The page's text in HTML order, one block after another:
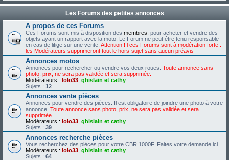
Les Forums des petites annonces
A propos de ces Forums
Ces Forums sont mis à disposition des membres , pour acheter et vendre des
objets ayant un rapport avec la moto. Le Forum ne peut être tenu responsable
en cas de litige sur une vente. Attention ! l ces Forums sont à modération forte :
les Modérateurs supprimeront tout le hors-sujet sans aucun préavis
Annonces motos
Annonces pour rechercher ou vendre vos deux roues. Toute annonce sans
photo, prix, ne sera pas validée et sera supprimée.
Modérateurs : lolo33 ghislain et cathy
Sujets : 12
Annonces vente pièces
Annonces pour vendre des pièces. Il est obligatoire de joindre une photo à votre
annonce. Toute annonce sans photo, prix, ne sera pas validée et sera
supprimée.
Modérateurs : lolo33 ghislain et cathy
Sujets : 39
Annonces recherche pièces
Vous recherchez des pièces pour votre CBR 1000F. Faites votre demande ici
Modérateurs : lolo33 ghislain et cathy
Sujets : 64